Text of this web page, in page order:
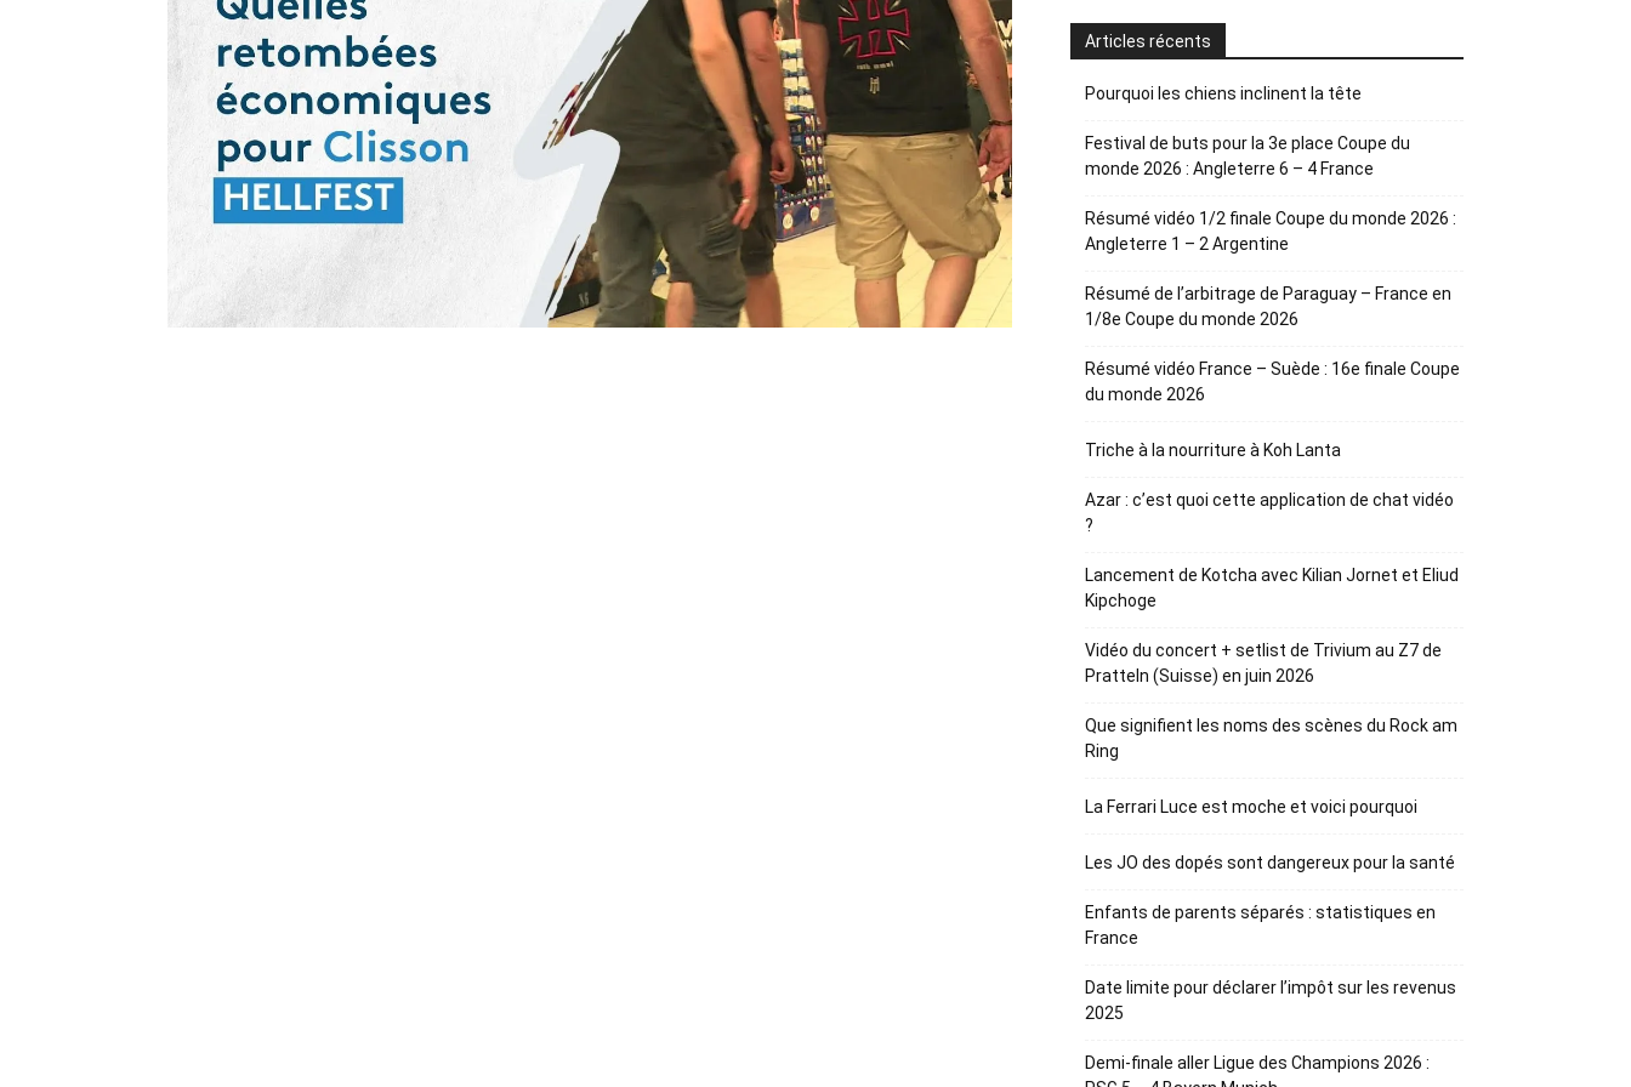
Articles récents
Pourquoi les chiens inclinent la tête
Festival de buts pour la 3e place Coupe du
monde 2026 : Angleterre 6 – 4 France
Résumé vidéo 1/2 finale Coupe du monde 2026 :
Angleterre 1 – 2 Argentine
Résumé de l’arbitrage de Paraguay – France en
1/8e Coupe du monde 2026
Résumé vidéo France – Suède : 16e finale Coupe
du monde 2026
Triche à la nourriture à Koh Lanta
Azar : c’est quoi cette application de chat vidéo
?
Lancement de Kotcha avec Kilian Jornet et Eliud
Kipchoge
Vidéo du concert + setlist de Trivium au Z7 de
Pratteln (Suisse) en juin 2026
Que signifient les noms des scènes du Rock am
Ring
La Ferrari Luce est moche et voici pourquoi
Les JO des dopés sont dangereux pour la santé
Enfants de parents séparés : statistiques en
France
Date limite pour déclarer l’impôt sur les revenus
2025
Demi-finale aller Ligue des Champions 2026 :